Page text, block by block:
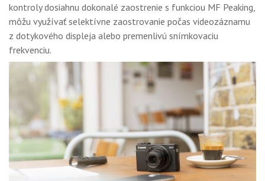
kontroly dosiahnu dokonalé zaostrenie s funkciou MF Peaking,
môžu využívať selektívne zaostrovanie počas videozáznamu
z dotykového displeja alebo premenlivú snímkovaciu
frekvenciu.